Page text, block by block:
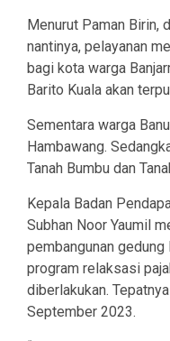
Menurut Paman Birin,
nantinya, pelayanan
bagi kota warga
Barito Kuala akan
Sementara warga
Hambawang.
Tanah Bumbu dan
Kepala Badan
Subhan Noor Yaumil
pembangunan gedung
program relaksasi
diberlakukan.
September 2023.